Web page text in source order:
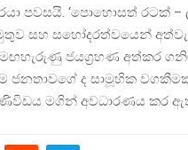
පවසයි. ‘පොහොසත් රටක්
සහ සහෝදරත්වයෙන්
මඟහැරුණු ජයග්‍රහණ අත්කර
ජනතාවගේ ද සාමූහික
මගින් අවධාරණය කර